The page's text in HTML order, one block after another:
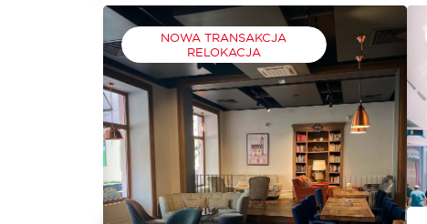
strategii biznesowej. Czym jest catchment
area? To określony geograficznie obszar, z
którego centrum...
NOWA TRANSAKCJA
RELOKACJA